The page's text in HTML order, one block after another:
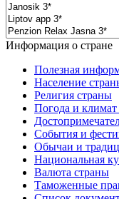
Информация о стране
Полезная
Население
Религия страны
Погода и
События и
Обычаи и
Национальная
Валюта страны
Таможенные